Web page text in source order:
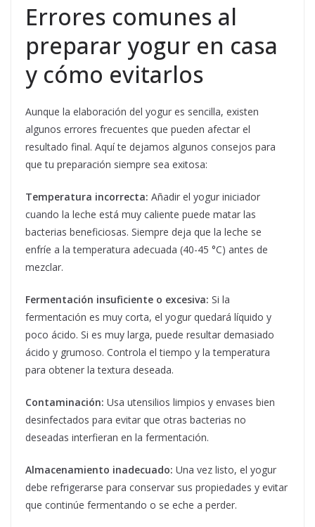
Errores comunes al
preparar yogur en casa
y cómo evitarlos
Aunque la elaboración del yogur es sencilla, existen
algunos errores frecuentes que pueden afectar el
resultado final. Aquí te dejamos algunos consejos para
que tu preparación siempre sea exitosa:
Temperatura incorrecta: Añadir el yogur iniciador
cuando la leche está muy caliente puede matar las
bacterias beneficiosas. Siempre deja que la leche se
enfríe a la temperatura adecuada (40-45 °C) antes de
mezclar.
Fermentación insuficiente o excesiva: Si la
fermentación es muy corta, el yogur quedará líquido y
poco ácido. Si es muy larga, puede resultar demasiado
ácido y grumoso. Controla el tiempo y la temperatura
para obtener la textura deseada.
Contaminación: Usa utensilios limpios y envases bien
desinfectados para evitar que otras bacterias no
deseadas interfieran en la fermentación.
Almacenamiento inadecuado: Una vez listo, el yogur
debe refrigerarse para conservar sus propiedades y evitar
que continúe fermentando o se eche a perder.